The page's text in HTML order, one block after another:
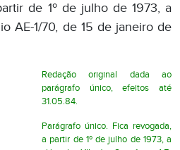
de 1º de julho de 1973, a
AE-1/70, de 15 de janeiro de
Redação original dada ao
parágrafo único, efeitos até
31.05.84.
Parágrafo único. Fica revogada,
a partir de 1º de julho de 1973, a